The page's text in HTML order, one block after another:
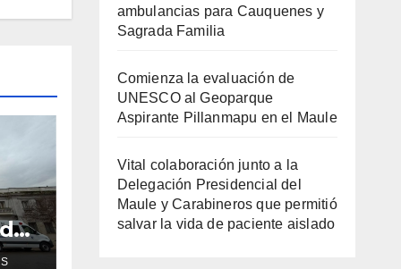
ambulancias para Cauquenes y
Sagrada Familia
Comienza la evaluación de
UNESCO al Geoparque
Aspirante Pillanmapu en el Maule
Vital colaboración junto a la
Delegación Presidencial del
Maule y Carabineros que permitió
salvar la vida de paciente aislado